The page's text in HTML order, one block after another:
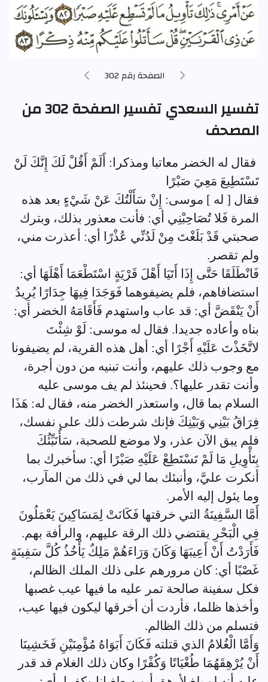
الصفحة رقم 302
تفسير السعدي تفسير الصفحة 302 من
المصحف
فقال له الخضر معاتبا ومذكرا: أَلَمْ أَقُلْ لَكَ إِنَّكَ لَنْ
تَسْتَطِيعَ مَعِيَ صَبْرًا
فقال [ له ] موسى: إِنْ سَأَلْتُكَ عَنْ شَيْءٍ بعد هذه
المرة فَلا تُصَاحِبْنِي أي: فأنت معذور بذلك، وبترك
صحبتي قَدْ بَلَغْتَ مِنْ لَدُنِّي عُذْرًا أي: أعذرت مني،
ولم تقصر.
فَانْطَلَقَا حَتَّى إِذَا أَتَيَا أَهْلَ قَرْيَةٍ اسْتَطْعَمَا أَهْلَهَا أي:
استضافاهم، فلم يضيفوهما فَوَجَدَا فِيهَا جِدَارًا يُرِيدُ
أَنْ يَنْقَضَّ أي: قد عاب واستهدم فَأَقَامَهُ الخضر أي:
بناه وأعاده جديدا. فقال له موسى: لَوْ شِئْتَ
لاتَّخَذْتَ عَلَيْهِ أَجْرًا أي: أهل هذه القرية، لم يضيفونا
مع وجوب ذلك عليهم، وأنت تبنيه من دون أجرة،
وأنت تقدر عليها؟. فحينئذ لم يف موسى عليه
السلام بما قال، واستعذر الخضر منه، فقال له: هَذَا
فِرَاقُ بَيْنِي وَبَيْنِكَ فإنك شرطت ذلك على نفسك،
فلم يبق الآن عذر، ولا موضع للصحبة، سَأُنَبِّئُكَ
بِتَأْوِيلِ مَا لَمْ تَسْتَطِعْ عَلَيْهِ صَبْرًا أي: سأخبرك بما
أنكرت عليَّ، وأنبئك بما لي في ذلك من المآرب،
وما يئول إليه الأمر.
أَمَّا السَّفِينَةُ التي خرقتها فَكَانَتْ لِمَسَاكِينَ يَعْمَلُونَ
فِي الْبَحْرِ يقتضي ذلك الرقة عليهم، والرأفة بهم.
فَأَرَدْتُ أَنْ أَعِيبَهَا وَكَانَ وَرَاءَهُمْ مَلِكٌ يَأْخُذُ كُلَّ سَفِينَةٍ
غَصْبًا أي: كان مرورهم على ذلك الملك الظالم،
فكل سفينة صالحة تمر عليه ما فيها عيب غصبها
وأخذها ظلما، فأردت أن أخرقها ليكون فيها عيب،
فتسلم من ذلك الظالم.
وَأَمَّا الْغُلامُ الذي قتلته فَكَانَ أَبَوَاهُ مُؤْمِنَيْنِ فَخَشِينَا
أَنْ يُرْهِقَهُمَا طُغْيَانًا وَكُفْرًا وكان ذلك الغلام قد قدر